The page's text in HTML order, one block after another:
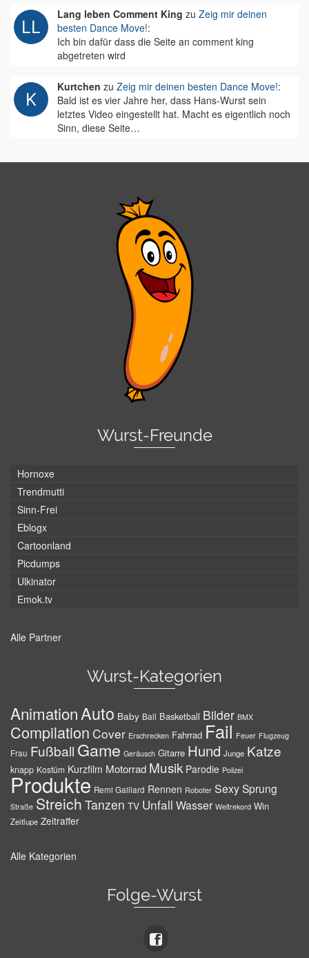
Lang leben Comment King zu Zeig mir deinen
besten Dance Move!:
Ich bin dafür dass die Seite an comment king
abgetreten wird
Kurtchen zu Zeig mir deinen besten Dance Move!:
Bald ist es vier Jahre her, dass Hans-Wurst sein
letztes Video eingestellt hat. Macht es eigentlich noch
Sinn, diese Seite…
Wurst-Freunde
Hornoxe
Trendmutti
Sinn-Frei
Eblogx
Cartoonland
Picdumps
Ulkinator
Emok.tv
Alle Partner
Wurst-Kategorien
AnimationAuto Baby Ball Basketball Bilder BMX
Compilation Cover Erschrecken Fahrrad Fail Feuer Flugzeug
Frau Fußball Game Geräusch Gitarre Hund Junge Katze
knapp Kostüm Kurzfilm Motorrad Musik Parodie Polizei
Produkte Remi Gaillard Rennen Roboter SexySprung
Straße Streich Tanzen TV Unfall Wasser Weltrekord Win
Zeitlupe Zeitraffer
Alle Kategorien
Folge-Wurst